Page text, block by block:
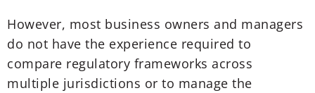
However, most business owners and managers
do not have the experience required to
compare regulatory frameworks across
multiple jurisdictions or to manage the